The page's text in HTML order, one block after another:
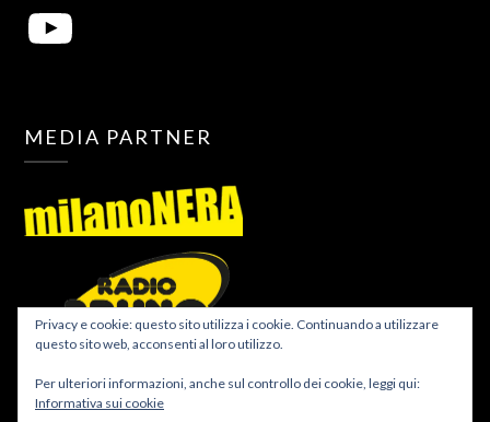
MEDIA PARTNER
Privacy e cookie: questo sito utilizza i cookie. Continuando a utilizzare
questo sito web, acconsenti al loro utilizzo.
Per ulteriori informazioni, anche sul controllo dei cookie, leggi qui:
Informativa sui cookie